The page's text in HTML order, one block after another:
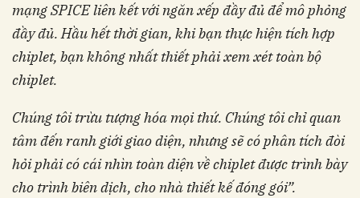
mạng SPICE liên kết vớingăn xếp đầy đủ để mô phỏng
đầy đủ. Hầu hếtthời gian, khi bạn thực hiện tích hợp
chiplet, bạnkhông nhất thiết phải xem xét toàn bộ
chiplet.
Chúng tôi trừu tượng hóa mọi thứ. Chúng tôi chỉquan
tâm đến ranh giới giao diện, nhưng sẽ cóphân tích đòi
hỏi phải có cái nhìn toàn diện vềchiplet được trình bày
cho trình biên dịch, chonhà thiết kế đóng gói”.